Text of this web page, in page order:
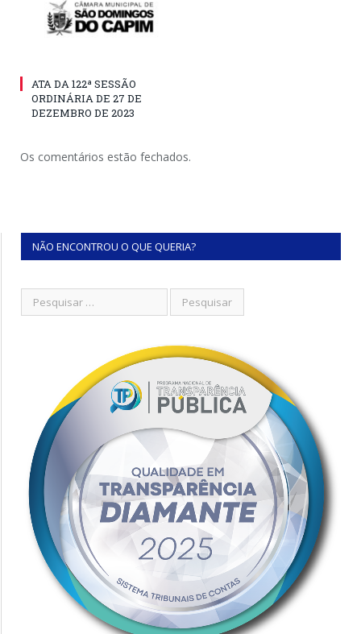
ATA DA 122ª SESSÃO
ORDINÁRIA DE 27 DE
DEZEMBRO DE 2023
Os comentários estão fechados.
NÃO ENCONTROU O QUE QUERIA?